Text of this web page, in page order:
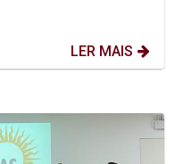
LER MAIS